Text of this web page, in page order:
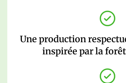
Une production
inspirée par la